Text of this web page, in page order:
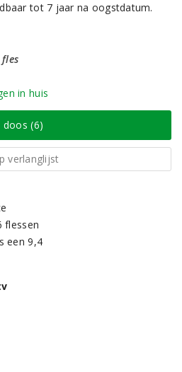
tot 7 jaar na oogstdatum.
in huis
doos (6)
verlanglijst
flessen
een 9,4